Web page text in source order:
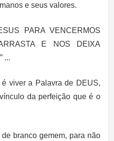
e seus valores.
PARA VENCERMOS
E NOS DEIXA
...
é viver a Palavra de DEUS,
da perfeição que é o
branco gemem, para não